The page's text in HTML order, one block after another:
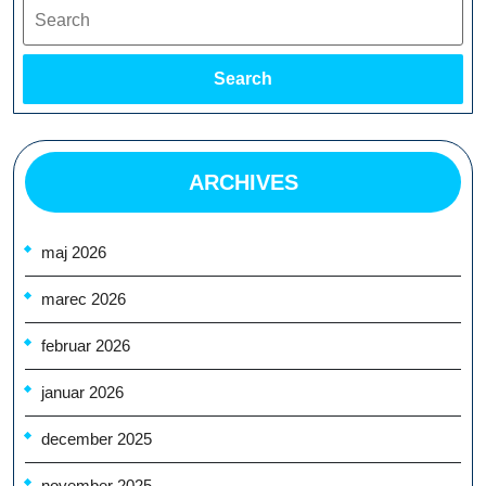
Search
ARCHIVES
maj 2026
marec 2026
februar 2026
januar 2026
december 2025